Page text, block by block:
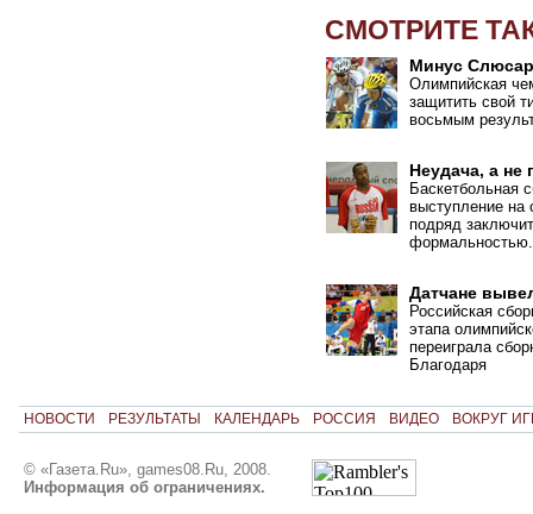
СМОТРИТЕ
Минус
Олимпийская
защитить свой
восьмым
Неудача, а не
Баскетбольная
выступление на
подряд
формальностью.
Датчане
Российская
этапа
переиграла
Благодаря
НОВОСТИ РЕЗУЛЬТАТЫ КАЛЕНДАРЬ РОССИЯ ВИДЕО ВОКРУГ
© «Газета.Ru», games08.Ru, 2008.
Информация об ограничениях.